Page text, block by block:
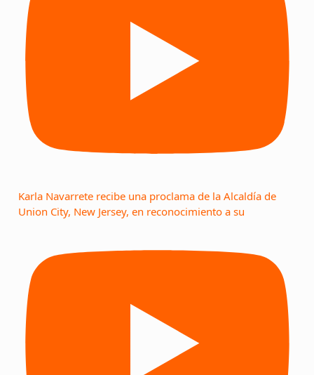
Karla Navarrete recibe una proclama de la Alcaldía de
Union City, New Jersey, en reconocimiento a su